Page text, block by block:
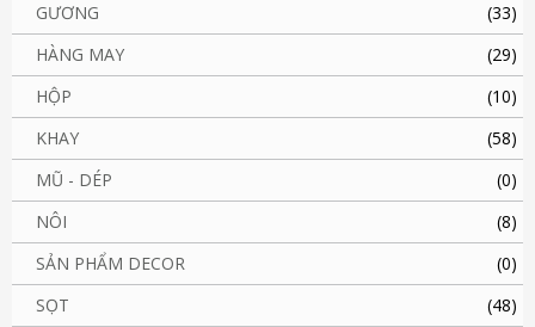
GƯƠNG
(33)
HÀNG MAY
(29)
HỘP
(10)
KHAY
(58)
MŨ - DÉP
(0)
NÔI
(8)
SẢN PHẨM DECOR
(0)
SỌT
(48)